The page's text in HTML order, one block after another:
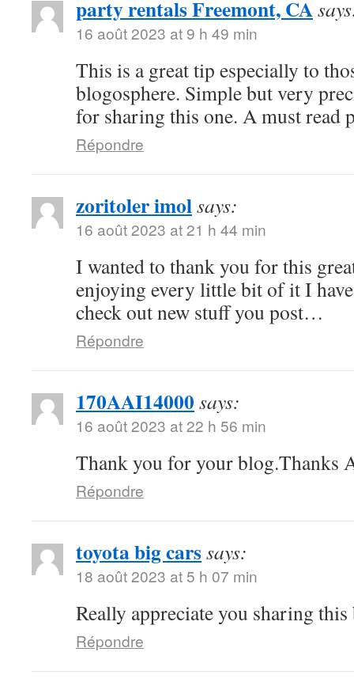
party rentals Freemont, CA
16 août 2023 at 9 h 49 min
This is a great tip especially to
blogosphere. Simple but very
for sharing this one. A must read
Répondre
zoritoler imolsays:
16 août 2023 at 21 h 44 min
I wanted to thank you for this
enjoying every little bit of it I
check out new stuff you post…
Répondre
170AAI14000says:
16 août 2023 at 22 h 56 min
Thank you for your blog.Thanks
Répondre
toyota big carssays:
18 août 2023 at 5 h 07 min
Really appreciate you sharing
Répondre